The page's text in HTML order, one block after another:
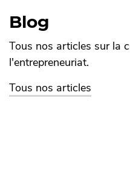
Blog
Tous nos articles sur la
l'entrepreneuriat.
Tous nos articles